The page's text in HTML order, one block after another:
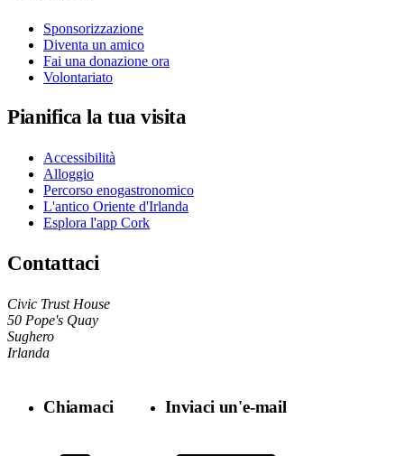
Sponsorizzazione
Diventa un amico
Fai una donazione ora
Volontariato
Pianifica la tua visita
Accessibilità
Alloggio
Percorso enogastronomico
L'antico Oriente d'Irlanda
Esplora l'app Cork
Contattaci
Civic Trust House
50 Pope's Quay
Sughero
Irlanda
Chiamaci Inviaci un'e-mail